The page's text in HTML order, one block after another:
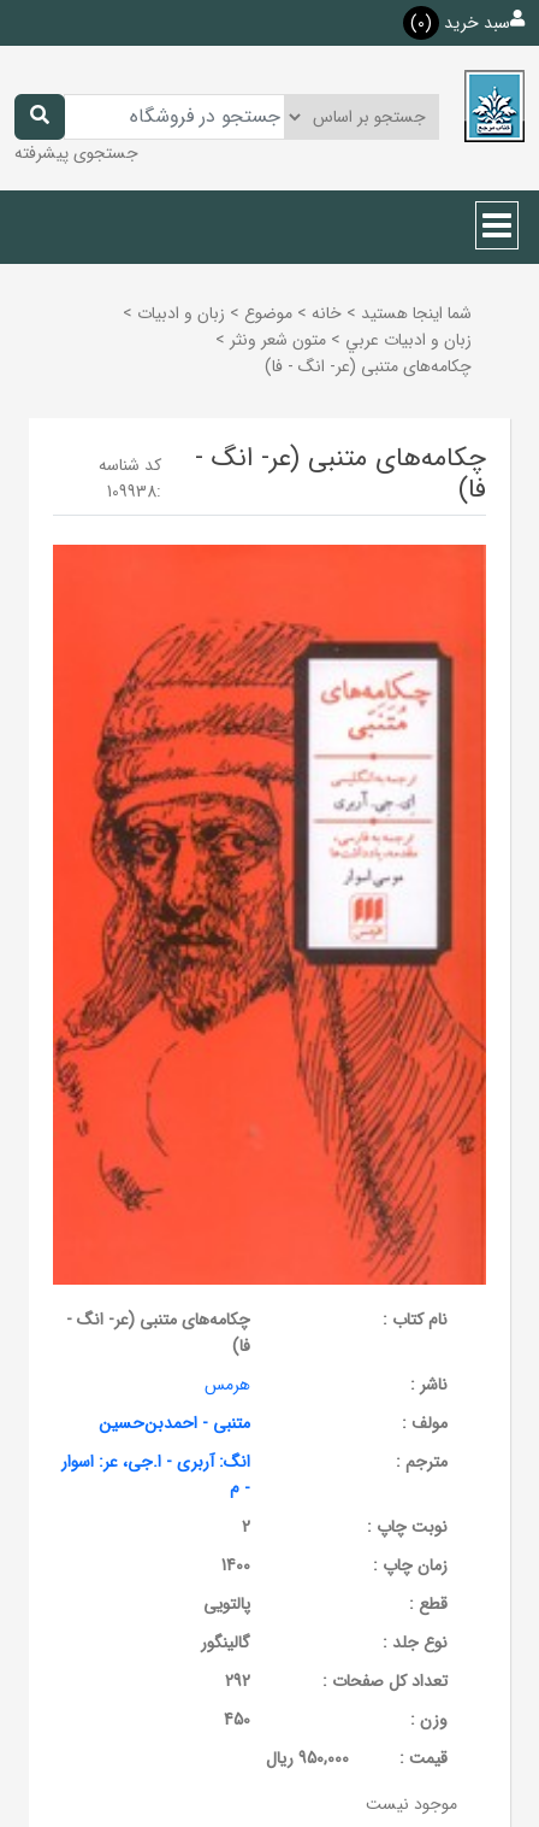
سبد خرید (0)
جستجوی پیشرفته
شما اینجا هستید > خانه > موضوع > زبان و ادبيات >
زبان و ادبيات عربي > متون شعر ونثر >
چکامه‌های متنبی (عر- انگ - فا)
چکامه‌های متنبی (عر- انگ -
فا)
کد شناسه
:
109938
نام کتاب :
چکامه‌های متنبی (عر- انگ -
فا)
ناشر :
هرمس
مولف :
متنبی - احمدبن‌حسین
مترجم :
انگ: آربری - ا.جی، عر: اسوار
- م
نوبت چاپ :
2
زمان چاپ :
1400
قطع :
پالتویی
نوع جلد :
گالینگور
تعداد کل صفحات :
292
وزن :
450
قيمت :
950,000 ریال
موجود نیست